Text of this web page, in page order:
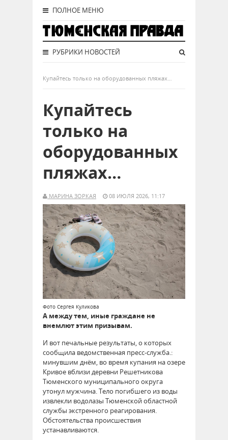
ПОЛНОЕ МЕНЮ
РУБРИКИ НОВОСТЕЙ
Купайтесь только на оборудованных пляжах…
Купайтесь
только на
оборудованных
пляжах…
МАРИНА ЗОРКАЯ 08 ИЮЛЯ 2026, 11:17
Фото Сергея Куликова
А между тем, иные граждане не
внемлют этим призывам.
И вот печальные результаты, о которых
сообщила ведомственная пресс-служба.:
минувшим днём, во время купания на озере
Кривое вблизи деревни Решетникова
Тюменского муниципального округа
утонул мужчина. Тело погибшего из воды
извлекли водолазы Тюменской областной
службы экстренного реагирования.
Обстоятельства происшествия
устанавливаются.